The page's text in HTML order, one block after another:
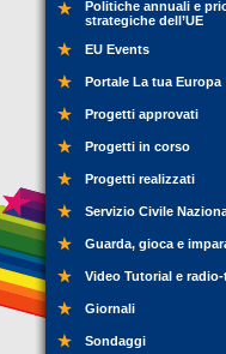
Politiche annuali e
strategiche dell’UE
EU Events
Portale La tua Europa
Progetti approvati
Progetti in corso
Progetti realizzati
Servizio Civile
Guarda, gioca e
Video Tutorial e
Giornali
Sondaggi